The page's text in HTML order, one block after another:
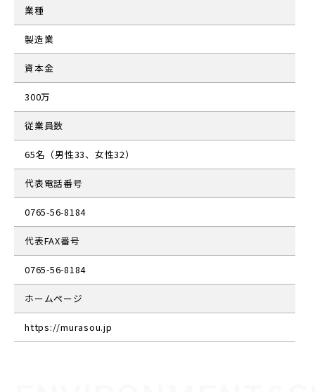
業種
製造業
資本金
300万
従業員数
65名（男性33、女性32）
代表電話番号
0765-56-8184
代表FAX番号
0765-56-8184
ホームページ
https://murasou.jp